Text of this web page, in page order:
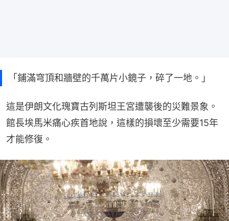
「鋪滿穹頂和牆壁的千萬片小鏡子，碎了一地。」
這是伊朗文化瑰寶古列斯坦王宮遭襲後的災難景象。
館長埃馬米痛心疾首地說，這樣的損壞至少需要15年
才能修復。